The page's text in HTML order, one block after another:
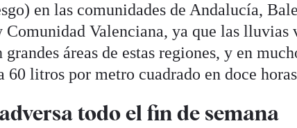
en las comunidades de Andalucía,
Comunidad Valenciana, ya que las lluvias
áreas de estas regiones, y en
60 litros por metro cuadrado en doce
todo el fin de semana